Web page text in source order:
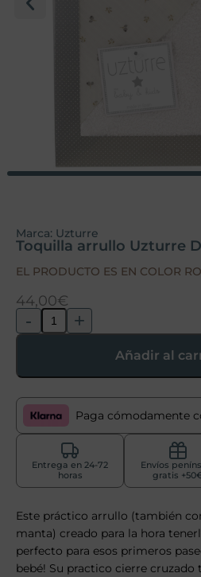
Marca: Uzturre
Toquilla arrullo Uzturre
EL PRODUCTO ES EN COLOR
44,00€
- +
Añadir al
Paga cómodamente
Entrega en 24-72
horas
Envíos
gratis
Este práctico arrullo (también
manta) creado para la hora
perfecto para esos primeros
bebé! Su practico cierre cruzado